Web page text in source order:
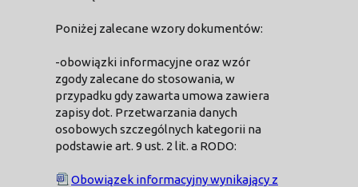
Poniżej zalecane wzory dokumentów:
-obowiązki informacyjne oraz wzór
zgody zalecane do stosowania, w
przypadku gdy zawarta umowa zawiera
zapisy dot. Przetwarzania danych
osobowych szczególnych kategorii na
podstawie art. 9 ust. 2 lit. a RODO:
Obowiązek informacyjny wynikający z